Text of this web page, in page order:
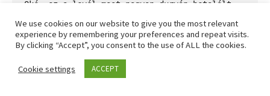
Oké, ez a levél most nagyon durván betalált.
ugyanez van nálam is pár hónapja. Korábban nem
tűnt fel, egy ideig azt hittem, csak én vagyok
egyre jobban figyeltem arra, hogy én ne vágjak
mások szavába.
We use cookies on our website to give you the most relevant
experience by remembering your preferences and repeat visits.
By clicking “Accept”, you consent to the use of ALL the cookies.
Cookie settings ACCEPT